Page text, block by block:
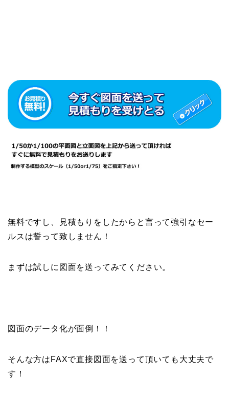
無料ですし、見積もりをしたからと言って強引なセー
ルスは誓って致しません！
まずは試しに図面を送ってみてください。
図面のデータ化が面倒！！
そんな方はFAXで直接図面を送って頂いても大丈夫で
す！